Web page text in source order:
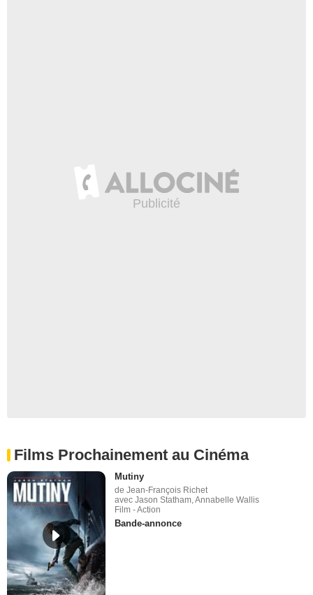
Films Prochainement au Cinéma
Mutiny
de Jean-François Richet
avec Jason Statham, Annabelle Wallis
Film - Action
Bande-annonce